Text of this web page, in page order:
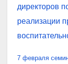
директоров
реализации
7 февраля